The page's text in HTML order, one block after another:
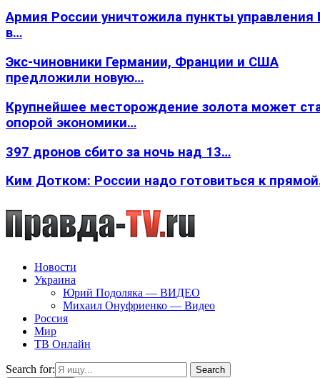
Армия России уничтожила пункты
в…
Экс-чиновники Германии, Франции и США
предложили новую…
Крупнейшее месторождение золота может
опорой экономики…
397 дронов сбито за ночь над 13…
Ким Дотком: России надо готовиться к
Новости
Украина
Юрий Подоляка — ВИДЕО
Михаил Онуфриенко — Видео
Россия
Мир
ТВ Онлайн
Search for:
Search